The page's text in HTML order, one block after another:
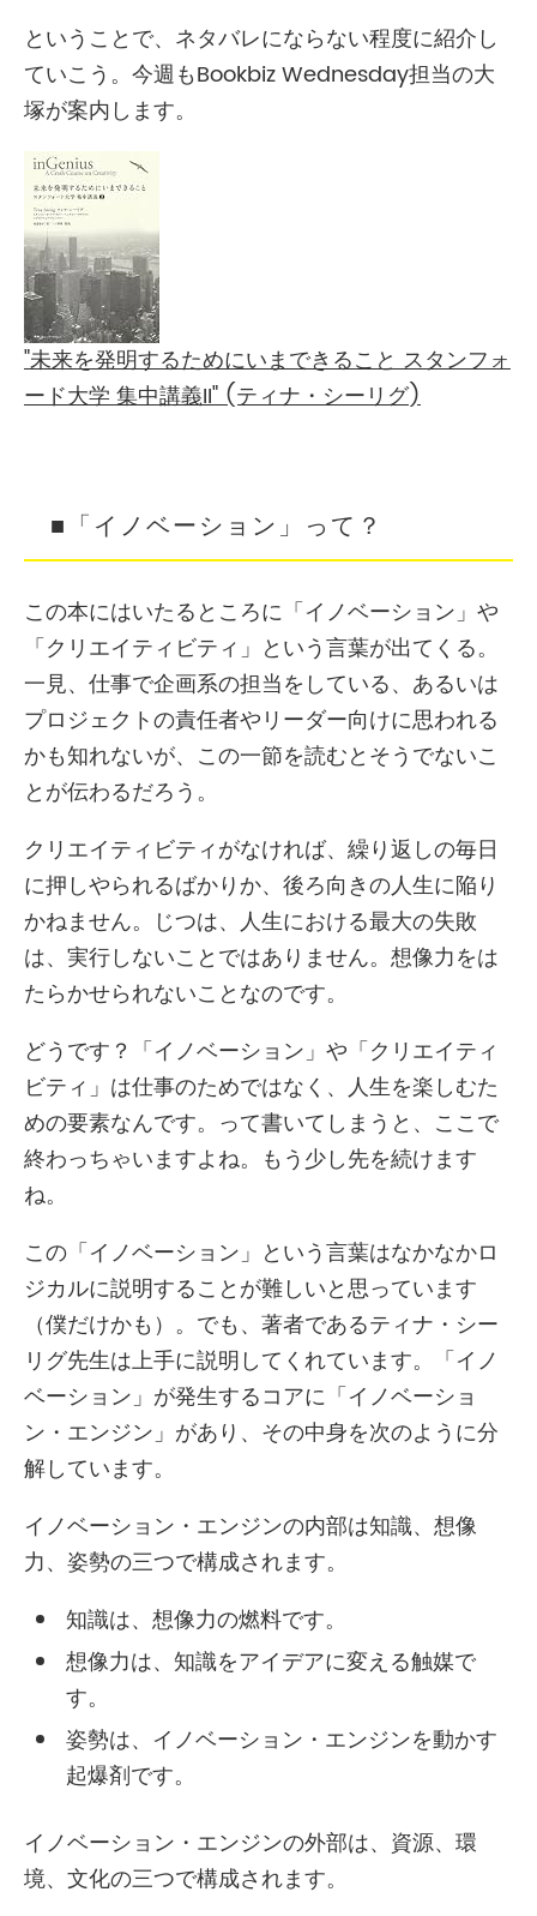
ということで、ネタバレにならない程度に紹介し
ていこう。今週もBookbiz Wednesday担当の大
塚が案内します。
"未来を発明するためにいまできること スタンフォ
ード大学 集中講義II" (ティナ・シーリグ)
■「イノベーション」って？
この本にはいたるところに「イノベーション」や
「クリエイティビティ」という言葉が出てくる。
一見、仕事で企画系の担当をしている、あるいは
プロジェクトの責任者やリーダー向けに思われる
かも知れないが、この一節を読むとそうでないこ
とが伝わるだろう。
クリエイティビティがなければ、繰り返しの毎日
に押しやられるばかりか、後ろ向きの人生に陥り
かねません。じつは、人生における最大の失敗
は、実行しないことではありません。想像力をは
たらかせられないことなのです。
どうです？「イノベーション」や「クリエイティ
ビティ」は仕事のためではなく、人生を楽しむた
めの要素なんです。って書いてしまうと、ここで
終わっちゃいますよね。もう少し先を続けます
ね。
この「イノベーション」という言葉はなかなかロ
ジカルに説明することが難しいと思っています
（僕だけかも）。でも、著者であるティナ・シー
リグ先生は上手に説明してくれています。「イノ
ベーション」が発生するコアに「イノベーショ
ン・エンジン」があり、その中身を次のように分
解しています。
イノベーション・エンジンの内部は知識、想像
力、姿勢の三つで構成されます。
知識は、想像力の燃料です。
想像力は、知識をアイデアに変える触媒で
す。
姿勢は、イノベーション・エンジンを動かす
起爆剤です。
イノベーション・エンジンの外部は、資源、環
境、文化の三つで構成されます。